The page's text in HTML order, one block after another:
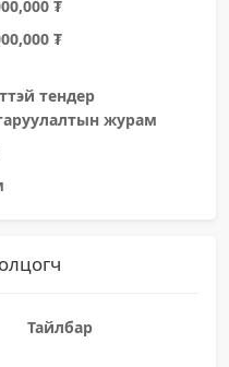
₮
₮
тендер
журам
Тайлбар